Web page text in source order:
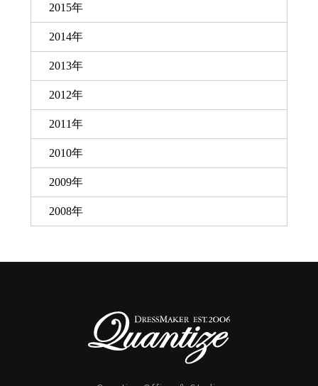
2015年
2014年
2013年
2012年
2011年
2010年
2009年
2008年